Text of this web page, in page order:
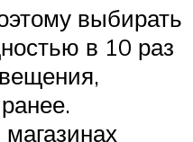
выбирать
в 10 раз